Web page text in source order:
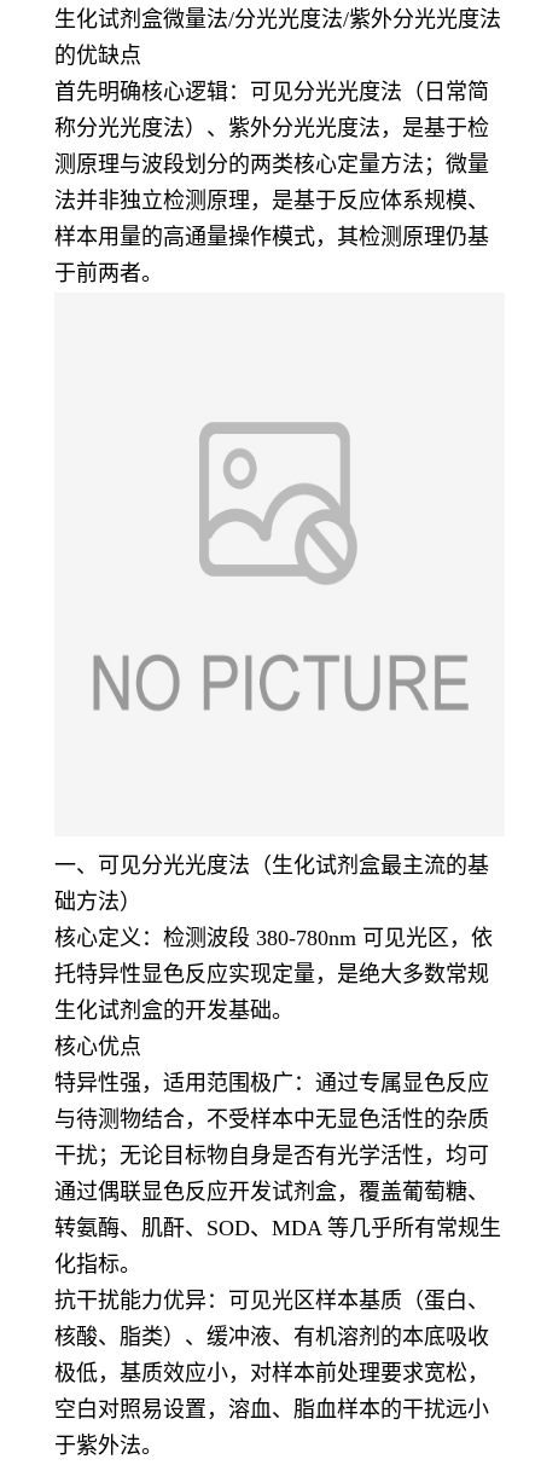
生化试剂盒微量法/分光光度法/紫外分光光度法
的优缺点
首先明确核心逻辑：可见分光光度法（日常简
称分光光度法）、紫外分光光度法，是基于检
测原理与波段划分的两类核心定量方法；微量
法并非独立检测原理，是基于反应体系规模、
样本用量的高通量操作模式，其检测原理仍基
于前两者。
一、可见分光光度法（生化试剂盒最主流的基
础方法）
核心定义：检测波段 380-780nm 可见光区，依
托特异性显色反应实现定量，是绝大多数常规
生化试剂盒的开发基础。
核心优点
特异性强，适用范围极广：通过专属显色反应
与待测物结合，不受样本中无显色活性的杂质
干扰；无论目标物自身是否有光学活性，均可
通过偶联显色反应开发试剂盒，覆盖葡萄糖、
转氨酶、肌酐、SOD、MDA 等几乎所有常规生
化指标。
抗干扰能力优异：可见光区样本基质（蛋白、
核酸、脂类）、缓冲液、有机溶剂的本底吸收
极低，基质效应小，对样本前处理要求宽松，
空白对照易设置，溶血、脂血样本的干扰远小
于紫外法。